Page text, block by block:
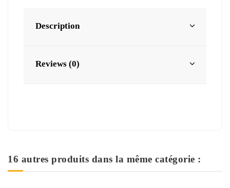
Description
Reviews (0)
16 autres produits dans la même catégorie :